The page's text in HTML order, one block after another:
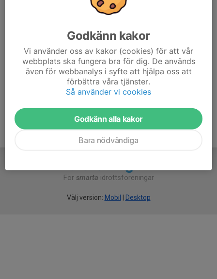
på önskemål hos de som deltar.
Kom hit och umgås och skjut tillsammans!
För smarta idrottsföreningar
Välj version: Mobil Desktop
Godkänn kakor
Vi använder oss av kakor (cookies) för att vår
webbplats ska fungera bra för dig. De används
även för webbanalys i syfte att hjälpa oss att
förbättra våra tjänster.
Så använder vi cookies
Godkänn alla kakor
Bara nödvändiga